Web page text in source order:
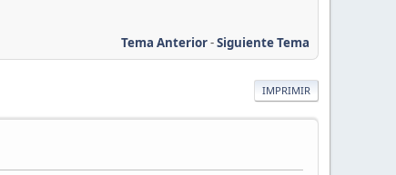
Tema Anterior-Siguiente Tema
IMPRIMIR